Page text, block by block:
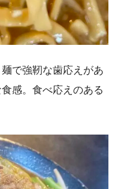
で強靭な歯応えがあ
感。食べ応えのある